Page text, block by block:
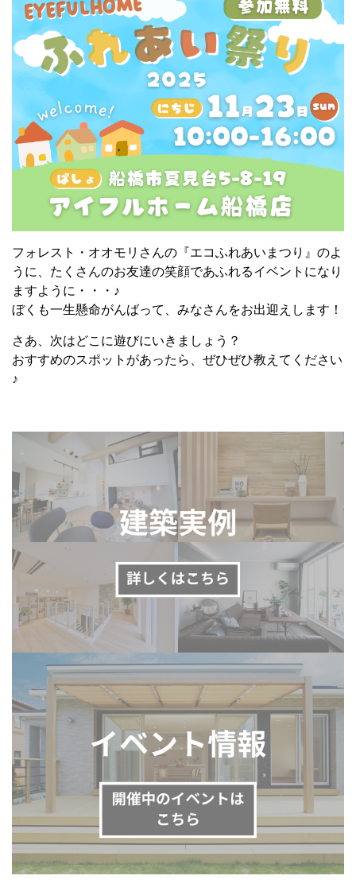
フォレスト・オオモリさんの『エコふれあいまつり』のよ
うに、たくさんのお友達の笑顔であふれるイベントになり
ますように・・・♪
ぼくも一生懸命がんばって、みなさんをお出迎えします！
さあ、次はどこに遊びにいきましょう？
おすすめのスポットがあったら、ぜひぜひ教えてください
♪